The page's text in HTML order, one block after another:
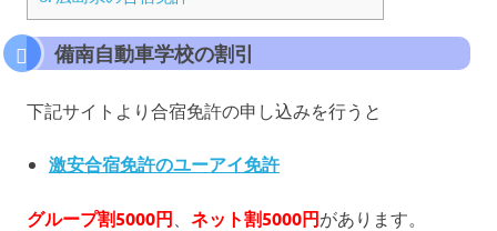
備南自動車学校の割引
下記サイトより合宿免許の申し込みを行うと
激安合宿免許のユーアイ免許
グループ割5000円 ネット割5000円があります。